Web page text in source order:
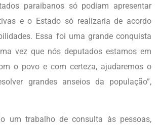
paraibanos só podiam apresentar
e o Estado só realizaria de acordo
Essa foi uma grande conquista
vez que nós deputados estamos em
o povo e com certeza, ajudaremos o
grandes anseios da população”,
um trabalho de consulta às pessoas,